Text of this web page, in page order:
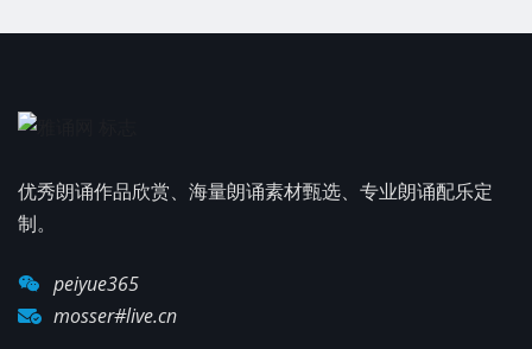
优秀朗诵作品欣赏、海量朗诵素材甄选、专业朗诵配乐定
制。
peiyue365
mosser#live.cn